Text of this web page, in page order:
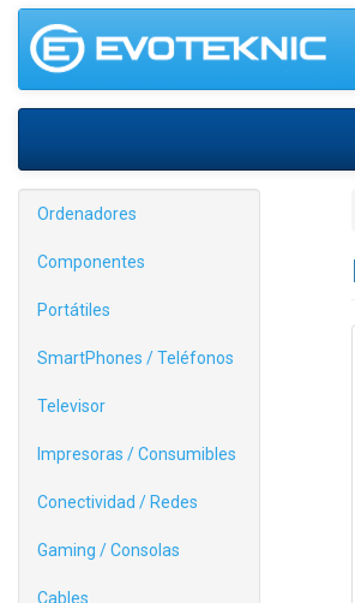
Ordenadores
Componentes
Portátiles
SmartPhones / Teléfonos
Televisor
Impresoras / Consumibles
Conectividad / Redes
Gaming / Consolas
Cables